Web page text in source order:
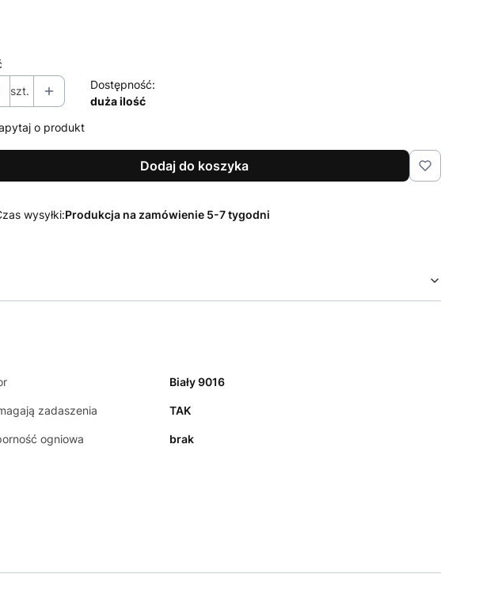
szt.
Dostępność:
duża ilość
o produkt
Dodaj do koszyka
wysyłki:Produkcja na zamówienie 5-7 tygodni
Biały 9016
zadaszenia TAK
ogniowa brak